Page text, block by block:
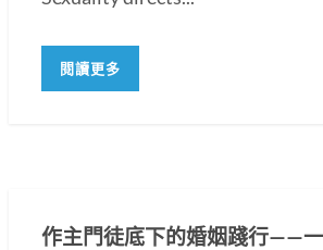
閱讀更多
作主門徒底下的婚姻踐行——